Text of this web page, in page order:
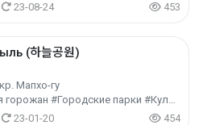
23-08-24 453
(하늘공원)
Мапхо-гу
#Парки для горожан #Городские парки #Культурный туризм
23-01-20 454